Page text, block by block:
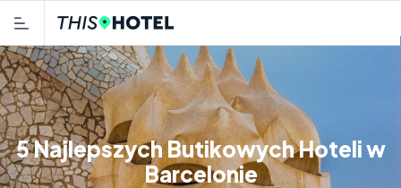
5 Najlepszych Butikowych Hoteli w
Barcelonie